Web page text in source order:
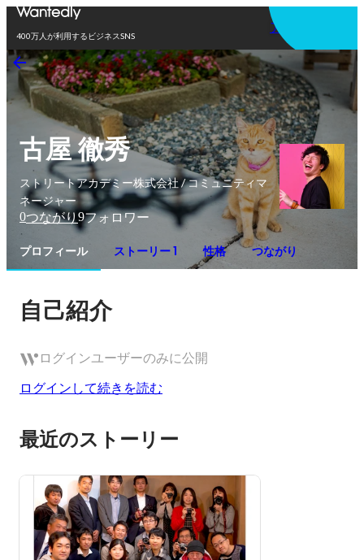
400万人が利用するビジネスSNS
アプリを使う
古屋 徹秀
ストリートアカデミー株式会社 / コミュニティマ
ネージャー
0つながり 9フォロワー
プロフィール ストーリー 1 性格 つながり
自己紹介
ログインユーザーのみに公開
ログインして続きを読む
最近のストーリー